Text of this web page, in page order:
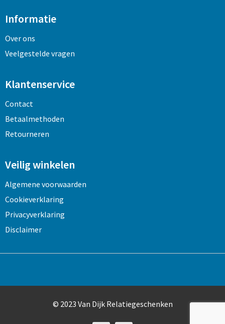
Informatie
Over ons
Veelgestelde vragen
Klantenservice
Contact
Betaalmethoden
Retourneren
Veilig winkelen
Algemene voorwaarden
Cookieverklaring
Privacyverklaring
Disclaimer
© 2023 Van Dijk Relatiegeschenken